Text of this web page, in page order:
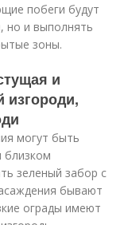
побеги будут
но и выполнять
зоны.
и
изгороди,
могут быть
близком
зеленый забор с
бывают
ограды имеют